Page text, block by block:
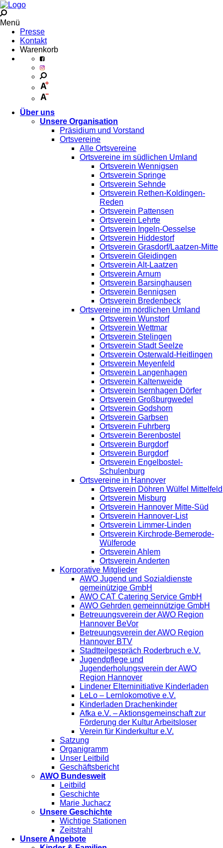
Menü
Presse
Kontakt
Warenkorb
Über uns
Unsere Organisation
Präsidium und Vorstand
Ortsvereine
Alle Ortsvereine
Ortsvereine im südlichen Umland
Ortsverein Wennigsen
Ortsverein Springe
Ortsverein Sehnde
Ortsverein Rethen-Koldingen-
Reden
Ortsverein Pattensen
Ortsverein Lehrte
Ortsverein Ingeln-Oesselse
Ortsverein Hiddestorf
Ortsverein Grasdorf/Laatzen-Mitte
Ortsverein Gleidingen
Ortsverein Alt-Laatzen
Ortsverein Arnum
Ortsverein Barsinghausen
Ortsverein Bennigsen
Ortsverein Bredenbeck
Ortsvereine im nördlichen Umland
Ortsverein Wunstorf
Ortsverein Wettmar
Ortsverein Stelingen
Ortsverein Stadt Seelze
Ortsverein Osterwald-Heitlingen
Ortsverein Meyenfeld
Ortsverein Langenhagen
Ortsverein Kaltenweide
Ortsverein Isernhagen Dörfer
Ortsverein Großburgwedel
Ortsverein Godshorn
Ortsverein Garbsen
Ortsverein Fuhrberg
Ortsverein Berenbostel
Ortsverein Burgdorf
Ortsverein Burgdorf
Ortsverein Engelbostel-
Schulenburg
Ortsvereine in Hannover
Ortsverein Döhren Wülfel Mittelfeld
Ortsverein Misburg
Ortsverein Hannover Mitte-Süd
Ortsverein Hannover-List
Ortsverein Limmer-Linden
Ortsverein Kirchrode-Bemerode-
Wülferode
Ortsverein Ahlem
Ortsverein Anderten
Korporative Mitglieder
AWO Jugend und Sozialdienste
gemeinützige GmbH
AWO CAT Catering Service GmbH
AWO Gehrden gemeinnützige GmbH
Betreuungsverein der AWO Region
Hannover BeVor
Betreuungsverein der AWO Region
Hannover BTV
Stadtteilgespräch Roderbruch e.V.
Jugendpflege und
Jugenderholungsverein der AWO
Region Hannover
Lindener Elterninitiative Kinderladen
LeLo – Lernlokomotive e.V.
Kinderladen Drachenkinder
Afka e.V. – Aktionsgemeinschaft zur
Förderung der Kultur Arbeitsloser
Verein für Kinderkultur e.V.
Satzung
Organigramm
Unser Leitbild
Geschäftsbericht
AWO Bundesweit
Leitbild
Geschichte
Marie Juchacz
Unsere Geschichte
Wichtige Stationen
Zeitstrahl
Unsere Angebote